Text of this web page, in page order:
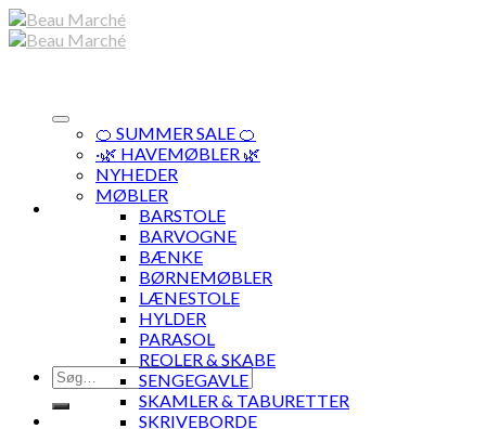
Skip
to
Søg
efter:
🍊 SUMMER SALE 🍊
·🌿 HAVEMØBLER 🌿
NYHEDER
MØBLER
BARSTOLE
BARVOGNE
BÆNKE
BØRNEMØBLER
LÆNESTOLE
HYLDER
PARASOL
REOLER & SKABE
SENGEGAVLE
SKAMLER & TABURETTER
SKRIVEBORDE